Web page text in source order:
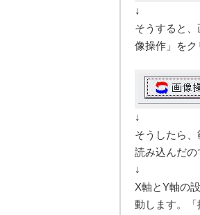
↓
そうすると
像操作」をク
↓
そうしたら
読み込んだの
↓
X軸とY軸の
動します。